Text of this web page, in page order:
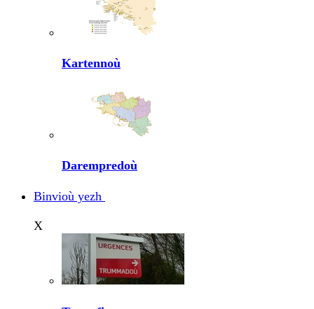
Kartennoù
Darempredoù
Binvioù yezh
X